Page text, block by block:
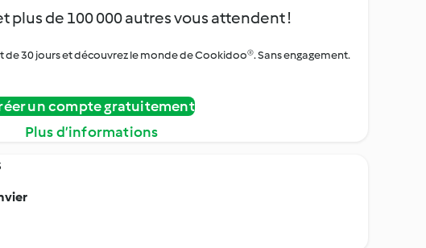
plus de 100 000 autres vous attendent !
de 30 jours et découvrez le monde de Cookidoo®. Sans engagement.
un compte gratuitement
Plus d’informations